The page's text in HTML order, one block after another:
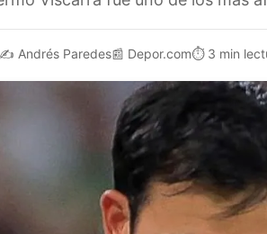
✍️ Andrés Paredes📰 Depor.com⏱️ 3 min